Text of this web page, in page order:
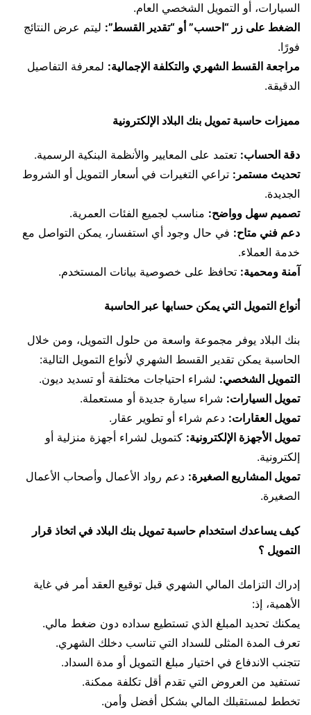
السيارات، أو التمويل الشخصي العام.
الضغط على زر “احسب” أو “تقدير القسط”: ليتم عرض النتائج
فورًا.
مراجعة القسط الشهري والتكلفة الإجمالية: لمعرفة التفاصيل
الدقيقة.
مميزات حاسبة تمويل بنك البلاد الإلكترونية
دقة الحساب: تعتمد على المعايير والأنظمة البنكية الرسمية.
تحديث مستمر: تراعي التغيرات في أسعار التمويل أو الشروط
الجديدة.
تصميم سهل وواضح: مناسب لجميع الفئات العمرية.
دعم فني متاح: في حال وجود أي استفسار، يمكن التواصل مع
خدمة العملاء.
آمنة ومحمية: تحافظ على خصوصية بيانات المستخدم.
أنواع التمويل التي يمكن حسابها عبر الحاسبة
بنك البلاد يوفر مجموعة واسعة من حلول التمويل، ومن خلال
الحاسبة يمكن تقدير القسط الشهري لأنواع التمويل التالية:
التمويل الشخصي: لشراء احتياجات مختلفة أو تسديد ديون.
تمويل السيارات: شراء سيارة جديدة أو مستعملة.
تمويل العقارات: دعم شراء أو تطوير عقار.
تمويل الأجهزة الإلكترونية: كتمويل لشراء أجهزة منزلية أو
إلكترونية.
تمويل المشاريع الصغيرة: دعم رواد الأعمال وأصحاب الأعمال
الصغيرة.
كيف يساعدك استخدام حاسبة تمويل بنك البلاد في اتخاذ قرار
التمويل ؟
إدراك التزامك المالي الشهري قبل توقيع العقد أمر في غاية
الأهمية، إذ:
يمكنك تحديد المبلغ الذي تستطيع سداده دون ضغط مالي.
تعرف المدة المثلى للسداد التي تناسب دخلك الشهري.
تتجنب الاندفاع في اختيار مبلغ التمويل أو مدة السداد.
تستفيد من العروض التي تقدم أقل تكلفة ممكنة.
تخطط لمستقبلك المالي بشكل أفضل وأمن.